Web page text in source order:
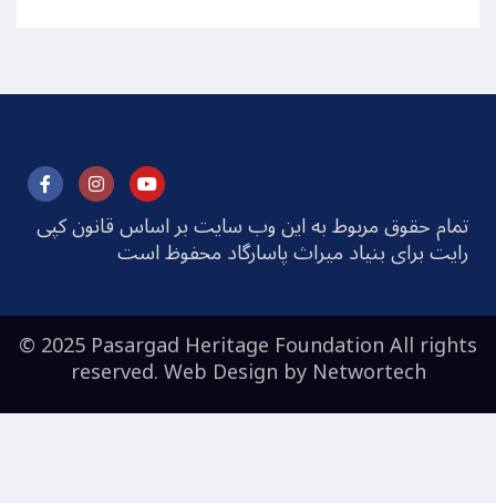
تمام حقوق مربوط به این وب سایت بر اساس قانون کپی
رایت برای بنیاد میراث پاسارگاد محفوظ است
© 2025 Pasargad Heritage Foundation All rights
reserved. Web Design byNetwortech